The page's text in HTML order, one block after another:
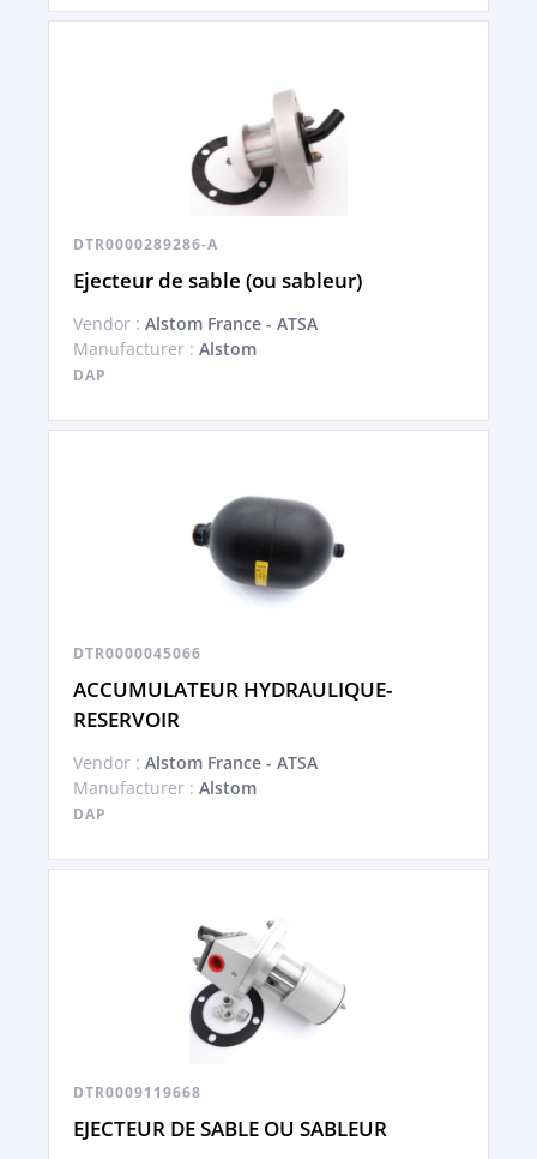
DTR0000289286-A
Ejecteur de sable (ou sableur)
Vendor : Alstom France - ATSA
Manufacturer : Alstom
DAP
DTR0000045066
ACCUMULATEUR HYDRAULIQUE-
RESERVOIR
Vendor : Alstom France - ATSA
Manufacturer : Alstom
DAP
DTR0009119668
EJECTEUR DE SABLE OU SABLEUR